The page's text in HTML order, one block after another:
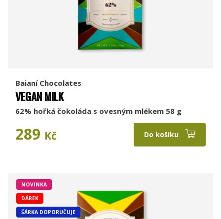
Baianí Chocolates
VEGAN MILK
62% hořká čokoláda s ovesným mlékem 58 g
289 Kč Do košíku
NOVINKA
DÁREK
ŠÁRKA DOPORUČUJE